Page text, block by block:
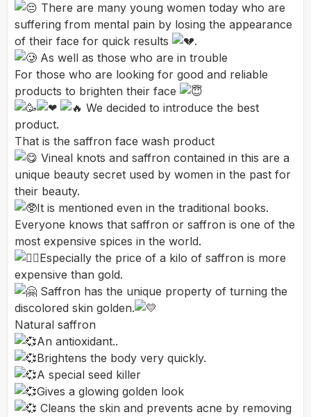
There are many young women today who are
suffering from mental pain by losing the appearance
of their face for quick results
.
As well as those who are in trouble
For those who are looking for good and reliable
products to brighten their face
We decided to introduce the best
product.
That is the saffron face wash product
Vineal knots and saffron contained in this are a
unique beauty secret used by women in the past for
their beauty.
It is mentioned even in the traditional books.
Everyone knows that saffron or saffron is one of the
most expensive spices in the world.
Especially the price of a kilo of saffron is more
expensive than gold.
Saffron has the unique property of turning the
discolored skin golden.
Natural saffron
An antioxidant..
Brightens the body very quickly.
A special seed killer
Gives a glowing golden look
Cleans the skin and prevents acne by removing